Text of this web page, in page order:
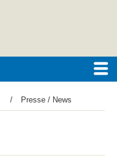
/ Presse / News